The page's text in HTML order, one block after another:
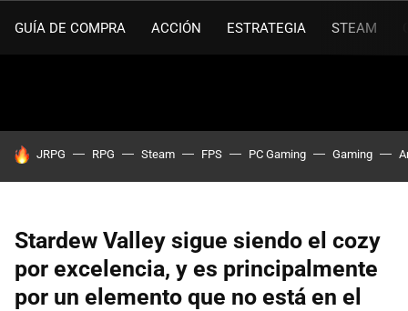
GUÍA DE COMPRA ACCIÓN ESTRATEGIA STEAM
HOY SE HABLA DE
JRPG RPG Steam FPS PC Gaming Gaming
Stardew Valley sigue siendo el cozy
por excelencia, y es principalmente
por un elemento que no está en el